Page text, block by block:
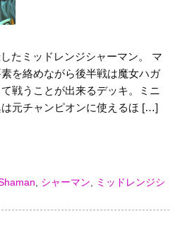
たミッドレンジシャーマン。 マ
を絡めながら後半戦は魔女ハガ
戦うことが出来るデッキ。ミニ
元チャンピオンに使えるほ […]
, シャーマン, ミッドレンジシ